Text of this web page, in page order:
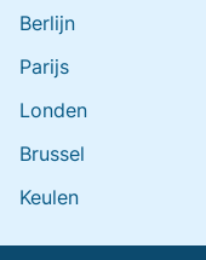
Berlijn
Parijs
Londen
Brussel
Keulen